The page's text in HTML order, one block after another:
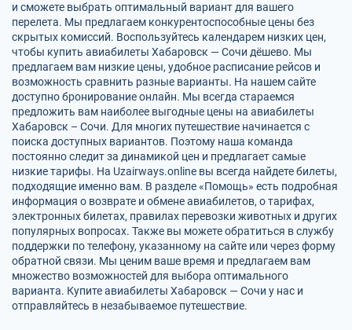
и сможете выбрать оптимальный вариант для вашего
перелета. Мы предлагаем конкурентоспособные цены без
скрытых комиссий. Воспользуйтесь календарем низких цен,
чтобы купить авиабилеты Хабаровск — Сочи дёшево. Мы
предлагаем вам низкие цены, удобное расписание рейсов и
возможность сравнить разные варианты. На нашем сайте
доступно бронирование онлайн. Мы всегда стараемся
предложить вам наиболее выгодные цены на авиабилеты
Хабаровск – Сочи. Для многих путешествие начинается с
поиска доступных вариантов. Поэтому наша команда
постоянно следит за динамикой цен и предлагает самые
низкие тарифы. На Uzairways.online вы всегда найдете билеты,
подходящие именно вам. В разделе «Помощь» есть подробная
информация о возврате и обмене авиабилетов, о тарифах,
электронных билетах, правилах перевозки животных и других
популярных вопросах. Также вы можете обратиться в службу
поддержки по телефону, указанному на сайте или через форму
обратной связи. Мы ценим ваше время и предлагаем вам
множество возможностей для выбора оптимального
варианта. Купите авиабилеты Хабаровск — Сочи у нас и
отправляйтесь в незабываемое путешествие.